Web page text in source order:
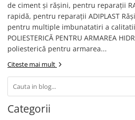
Nivelare Grosieră
Nivelare în Strat Subțire
Rașini Reparații Fisuri Șapă
Aditivi pentru Șape
Aditivi pentru Betoane și Mortare
Profile Tencuieli și Glet
Profile Glet
de ciment şi răşini, pentru reparaţii
rapidă, pentru reparaţii ADIPLAST
pentru multiple imbunatatiri a calitatii
POLIESTERICĂ PENTRU ARMAREA
poliesterică pentru armarea...
Citeste mai mult
Categorii